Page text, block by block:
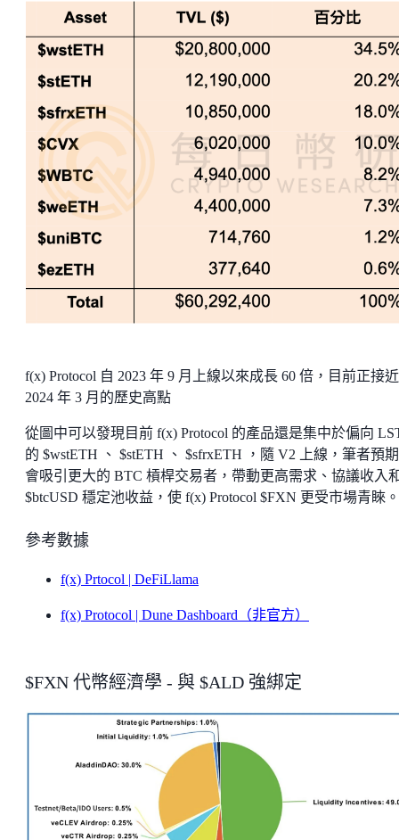
f(x) Protocol 自 2023 年 9 月上線以來成長 60 倍，目前正接近
2024 年 3 月的歷史高點
從圖中可以發現目前 f(x) Protocol 的產品還是集中於偏向
的 $wstETH 、 $stETH 、 $sfrxETH ，隨 V2 上線，筆者預
會吸引更大的 BTC 槓桿交易者，帶動更高需求、協議收入
$btcUSD 穩定池收益，使 f(x) Protocol $FXN 更受市場青睞。
參考數據
f(x) Prtocol | DeFiLlama
f(x) Protocol | Dune Dashboard（非官方）
$FXN 代幣經濟學 - 與 $ALD 強綁定